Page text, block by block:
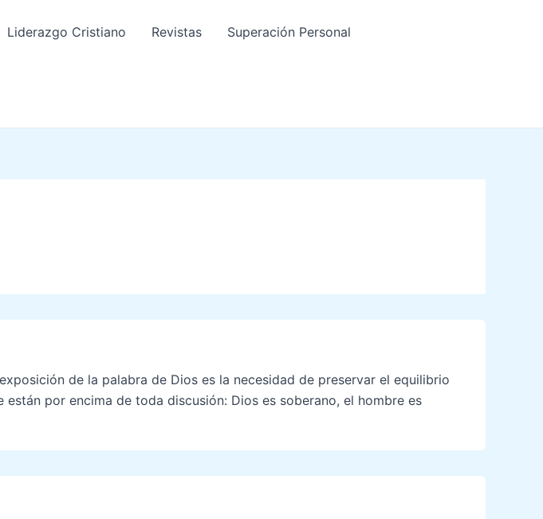
Liderazgo Cristiano Revistas Superación Personal
de la palabra de Dios es la necesidad de preservar el equilibrio
por encima de toda discusión: Dios es soberano, el hombre es